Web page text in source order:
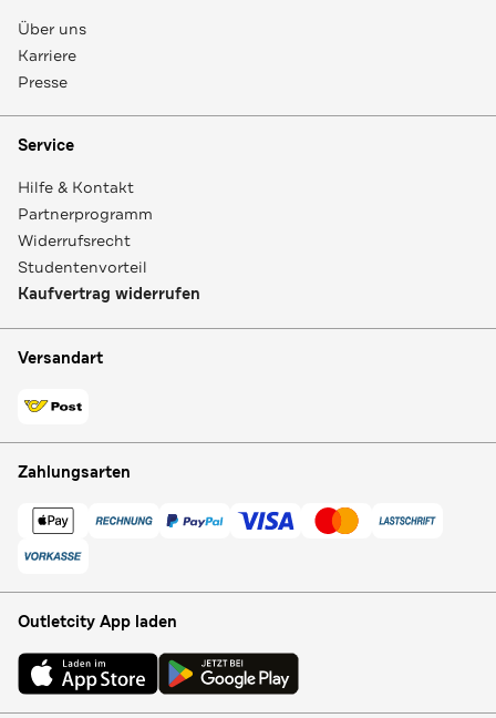
Über uns
Karriere
Presse
Service
Hilfe & Kontakt
Partnerprogramm
Widerrufsrecht
Studentenvorteil
Kaufvertrag widerrufen
Versandart
Zahlungsarten
Outletcity App laden